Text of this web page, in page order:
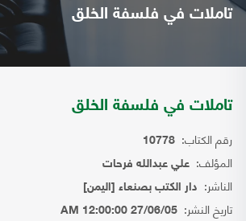
تاملات في فلسفة الخلق
تاملات في فلسفة الخلق
رقم الكتاب: 10778
المؤلف: علي عبدالله فرحات
الناشر: دار الكتب بصنعاء [اليمن]
تاريخ النشر: 27/06/05 12:00:00 AM